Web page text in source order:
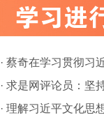
· 蔡奇在学习贯彻习
思想为引领 开创新
· 求是网评论员：坚
新的文化使命
· 理解习近平文化思